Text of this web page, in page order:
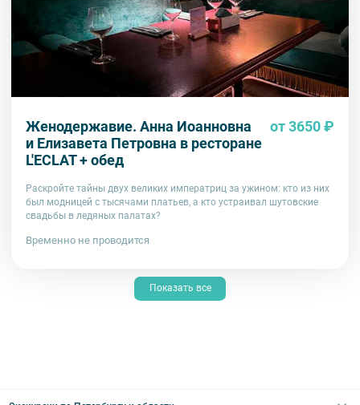
Женодержавие. Анна Иоанновна
и Елизавета Петровна в ресторане
L'ECLAT + обед
от 3650 ₽
Раскройте тайны двух великих императриц за ужином: кто из них
был модницей с тысячами платьев, а кто устраивал шутовские
свадьбы в ледяных палатах?
Временно не проводится
Показать все